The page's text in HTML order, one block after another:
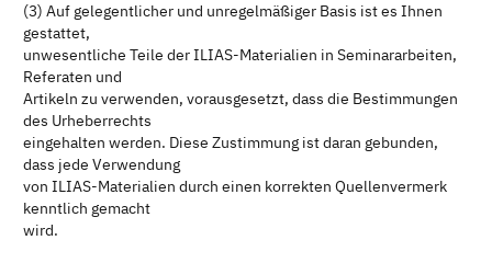
(3) Auf gelegentlicher und unregelmäßiger Basis ist es Ihnen
gestattet,
unwesentliche Teile der ILIAS-Materialien in Seminararbeiten,
Referaten und
Artikeln zu verwenden, vorausgesetzt, dass die Bestimmungen
des Urheberrechts
eingehalten werden. Diese Zustimmung ist daran gebunden,
dass jede Verwendung
von ILIAS-Materialien durch einen korrekten Quellenvermerk
kenntlich gemacht
wird.